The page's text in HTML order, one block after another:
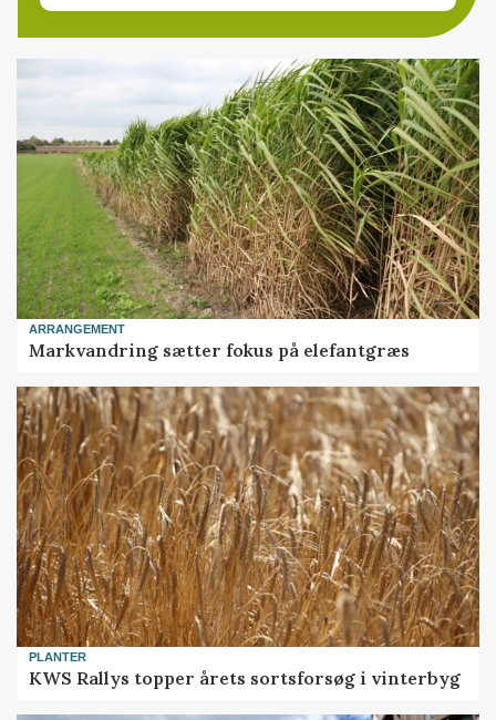
ARRANGEMENT
Markvandring sætter fokus på elefantgræs
PLANTER
KWS Rallys topper årets sortsforsøg i vinterbyg